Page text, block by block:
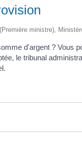
ministre),
d'argent ? Vous
le tribunal